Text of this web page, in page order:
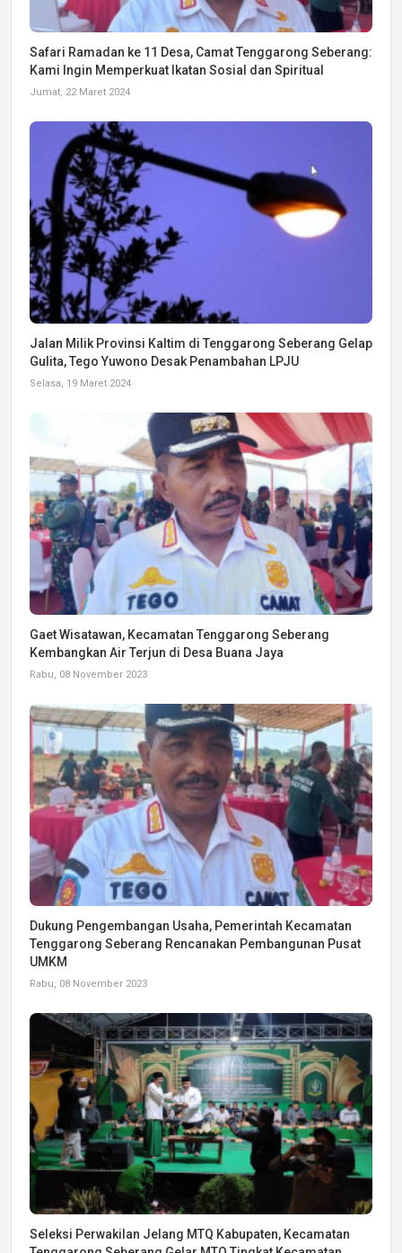
Safari Ramadan ke 11 Desa, Camat Tenggarong Seberang:
Kami Ingin Memperkuat Ikatan Sosial dan Spiritual
Jumat, 22 Maret 2024
Jalan Milik Provinsi Kaltim di Tenggarong Seberang Gelap
Gulita, Tego Yuwono Desak Penambahan LPJU
Selasa, 19 Maret 2024
Gaet Wisatawan, Kecamatan Tenggarong Seberang
Kembangkan Air Terjun di Desa Buana Jaya
Rabu, 08 November 2023
Dukung Pengembangan Usaha, Pemerintah Kecamatan
Tenggarong Seberang Rencanakan Pembangunan Pusat
UMKM
Rabu, 08 November 2023
Seleksi Perwakilan Jelang MTQ Kabupaten, Kecamatan